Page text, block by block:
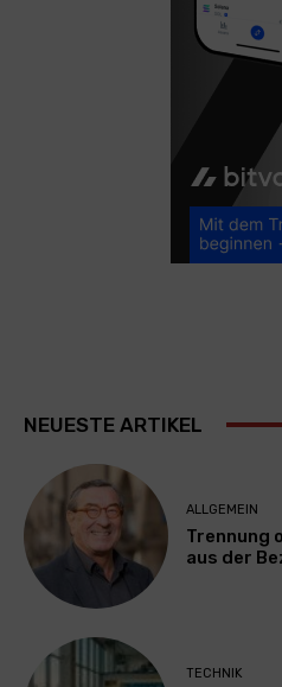
NEUESTE ARTIKEL
ALLGEMEIN
Trennung
aus der
TECHNIK